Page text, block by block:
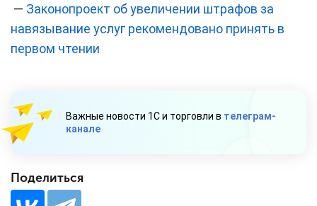
— Законопроект об увеличении штрафов за
навязывание услуг рекомендовано принять в
первом чтении
Важные новости 1С и торговли в телеграм-
канале
Поделиться